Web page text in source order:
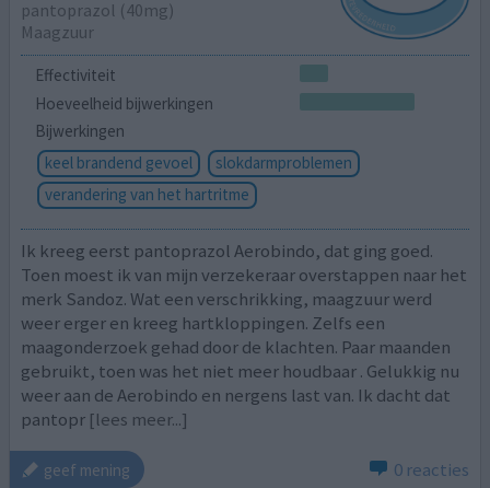
pantoprazol (40mg)
Maagzuur
Effectiviteit
Hoeveelheid bijwerkingen
Bijwerkingen
keel brandend gevoel
slokdarmproblemen
verandering van het hartritme
Ik kreeg eerst pantoprazol Aerobindo, dat ging goed.
Toen moest ik van mijn verzekeraar overstappen naar het
merk Sandoz. Wat een verschrikking, maagzuur werd
weer erger en kreeg hartkloppingen. Zelfs een
maagonderzoek gehad door de klachten. Paar maanden
gebruikt, toen was het niet meer houdbaar . Gelukkig nu
weer aan de Aerobindo en nergens last van. Ik dacht dat
pantopr [lees meer...]
geef mening 0 reacties